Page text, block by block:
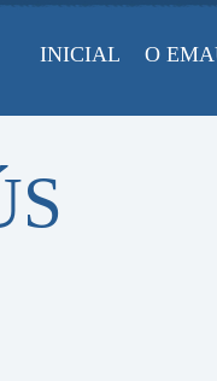
INICIAL O